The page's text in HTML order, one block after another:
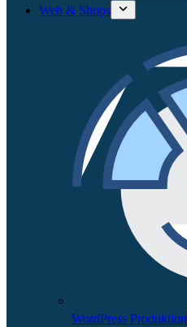
Web & Shops
WordPress Produktion